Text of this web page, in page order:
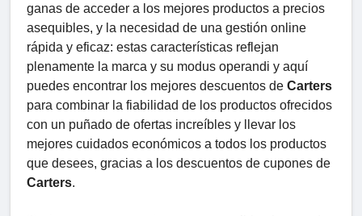
ganas de acceder a los mejores productos a precios
asequibles, y la necesidad de una gestión online
rápida y eficaz: estas características reflejan
plenamente la marca y su modus operandi y aquí
puedes encontrar los mejores descuentos de Carters
para combinar la fiabilidad de los productos ofrecidos
con un puñado de ofertas increíbles y llevar los
mejores cuidados económicos a todos los productos
que desees, gracias a los descuentos de cupones de
Carters.